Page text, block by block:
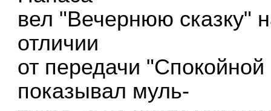
вел "Вечернюю сказку"
отличии
от передачи
показывал муль-